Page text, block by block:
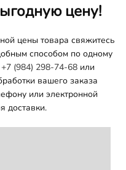
цену!
цены товара свяжитесь
способом по одному
+7 (984) 298-74-68 или
вашего заказа
или электронной
доставки.